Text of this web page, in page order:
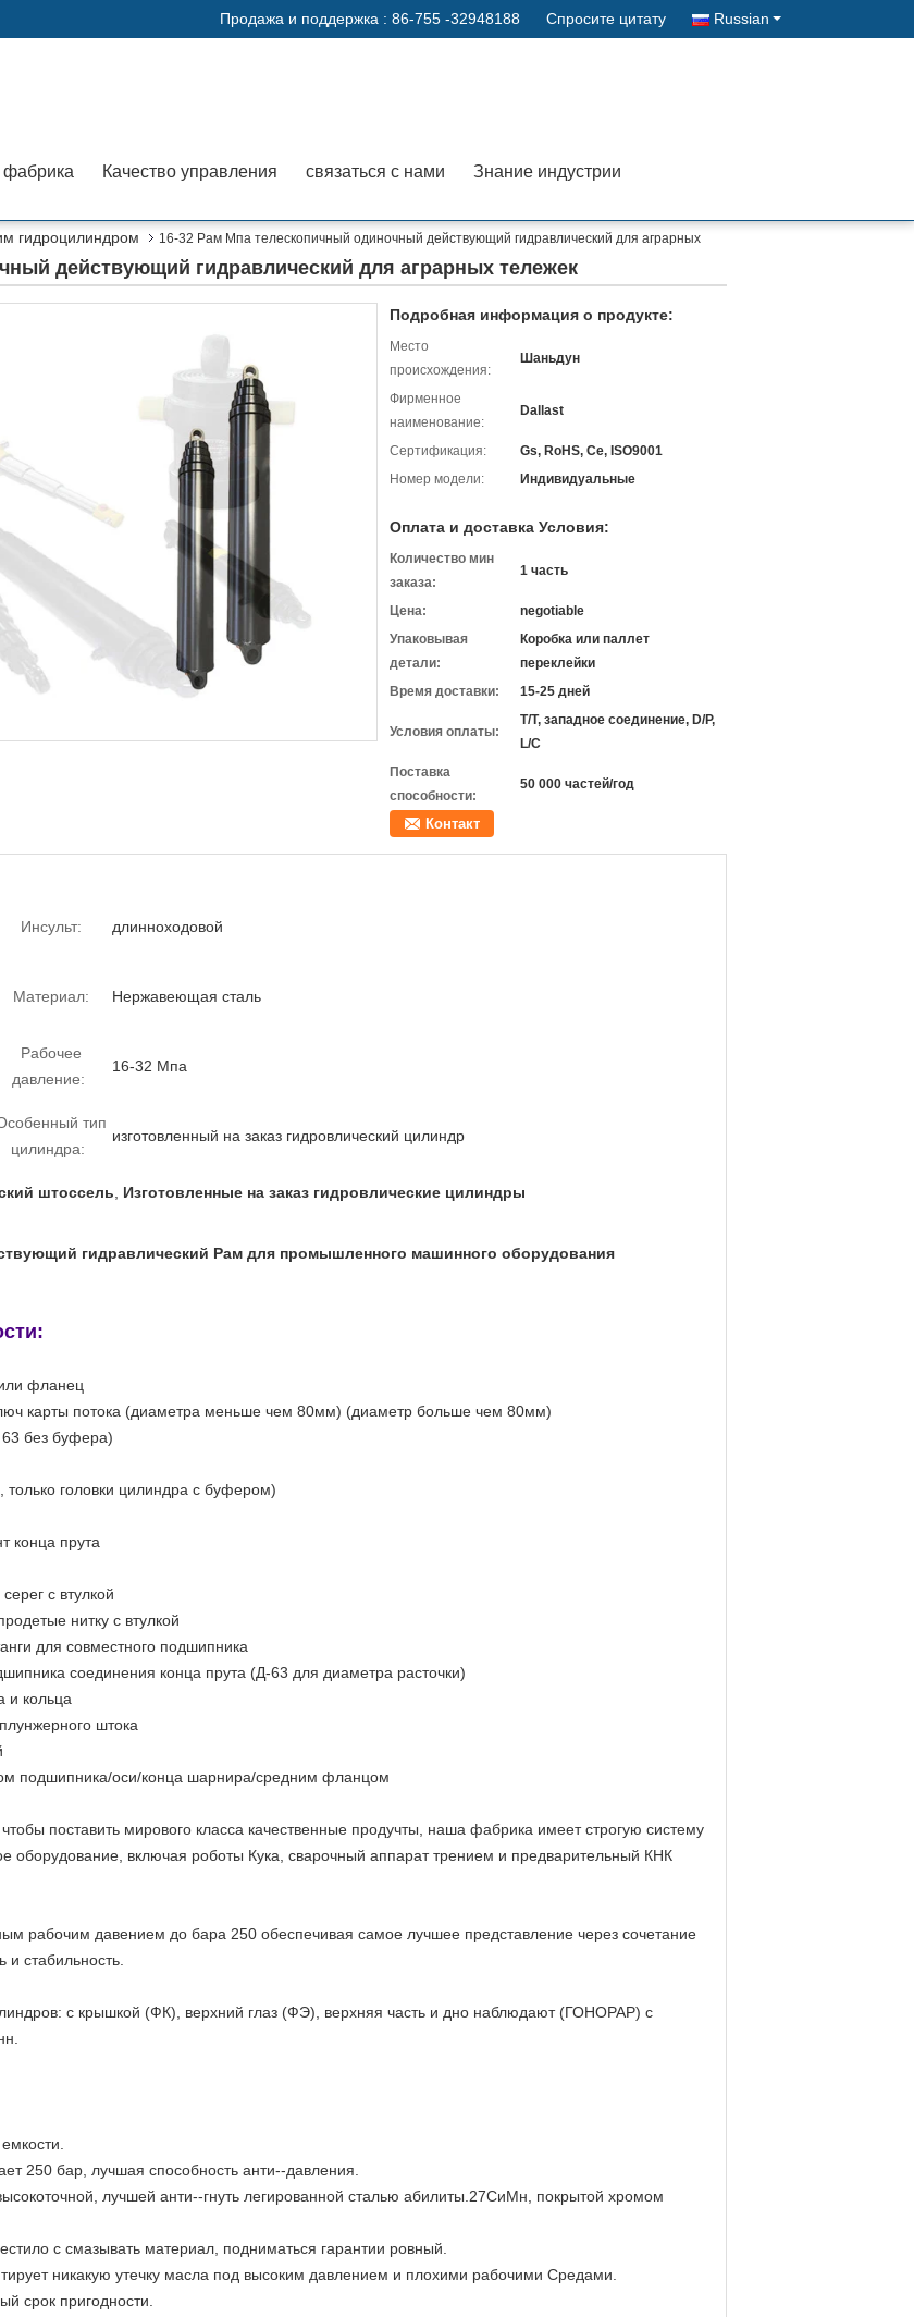
Продажа и поддержка : 86-755 -32948188 Спросите цитату Russian
Качество управления связаться с нами Знание индустрии
гидроцилиндром
16-32 Рам Мпа телескопичный одиночный действующий гидравлический для аграрных
действующий гидравлический для аграрных тележек
Подробная информация о продукте:
Место
происхождения:
Шаньдун
Фирменное
наименование:
Dallast
Сертификация:
Gs, RoHS, Ce, ISO9001
Номер модели:
Индивидуальные
Оплата и доставка Условия:
Количество мин
заказа:
1 часть
Цена:
negotiable
Упаковывая
детали:
Коробка или паллет
переклейки
Время доставки:
15-25 дней
Условия оплаты:
T/T, западное соединение, D/P,
L/C
Поставка
способности:
50 000 частей/год
Контакт
Инсульт: длинноходовой
Материал: Нержавеющая сталь
Рабочее
давление:
16-32 Мпа
тип
цилиндра:
изготовленный на заказ гидровлический цилиндр
штоссель Изготовленные на заказ гидровлические цилиндры
гидравлический Рам для промышленного машинного оборудования
фланец
карты потока (диаметра меньше чем 80мм) (диаметр больше чем 80мм)
без буфера)
головки цилиндра с буфером)
конца прута
с втулкой
нитку с втулкой
для совместного подшипника
соединения конца прута (Д-63 для диаметра расточки)
и кольца
штока
подшипника/оси/конца шарнира/средним фланцом
поставить мирового класса качественные продучты, наша фабрика имеет строгую систему
оборудование, включая роботы Кука, сварочный аппарат трением и предварительный КНК
рабочим давением до бара 250 обеспечивая самое лучшее представление через сочетание
стабильность.
с крышкой (ФК), верхний глаз (ФЭ), верхняя часть и дно наблюдают (ГОНОРАР) с
250 бар, лучшая способность анти--давления.
лучшей анти--гнуть легированной сталью абилиты.27СиМн, покрытой хромом
с смазывать материал, подниматься гарантии ровный.
никакую утечку масла под высоким давлением и плохими рабочими Средами.
срок пригодности.